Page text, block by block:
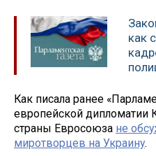
как
Как писала ранее
европейской дипломатии
страны Евросоюза не
миротворцев на Украину.